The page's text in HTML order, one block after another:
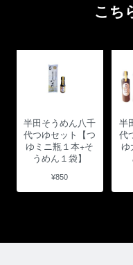
こち
半田そうめん八千
代つゆセット【つ
ゆミニ瓶１本+そ
うめん１袋】
¥850
半
代
ゆ